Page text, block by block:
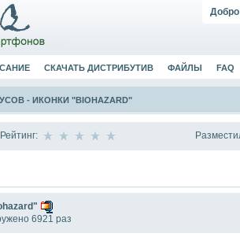
СКАЧАТЬ ДИСТРИБУТИВ ФАЙЛЫ FAQ
- ИКОНКИ "BIOHAZARD"
6921 раз